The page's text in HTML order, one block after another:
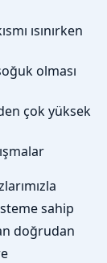
ısınırken
olması
çok yüksek
sahip
doğrudan